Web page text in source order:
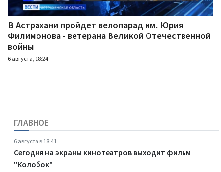
В Астрахани пройдет велопарад им. Юрия
Филимонова - ветерана Великой Отечественной
войны
6 августа, 18:24
ГЛАВНОЕ
6 августа в 18:41
Сегодня на экраны кинотеатров выходит фильм
"Колобок"